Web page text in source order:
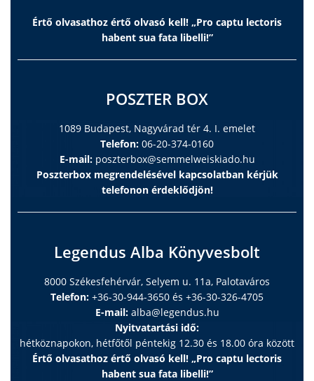
Értő olvasathoz értő olvasó kell! „Pro captu lectoris
habent sua fata libelli!”
POSZTER BOX
1089 Budapest, Nagyvárad tér 4. I. emelet
Telefon: 06-20-374-0160
E-mail: poszterbox@semmelweiskiado.hu
Poszterbox megrendelésével kapcsolatban kérjük
telefonon érdeklődjön!
Legendus Alba Könyvesbolt
8000 Székesfehérvár, Selyem u. 11a, Palotaváros
Telefon: +36-30-944-3650 és +36-30-326-4705
E-mail: alba@legendus.hu
Nyitvatartási idő:
hétköznapokon, hétfőtől péntekig 12.30 és 18.00 óra között
Értő olvasathoz értő olvasó kell! „Pro captu lectoris
habent sua fata libelli!”